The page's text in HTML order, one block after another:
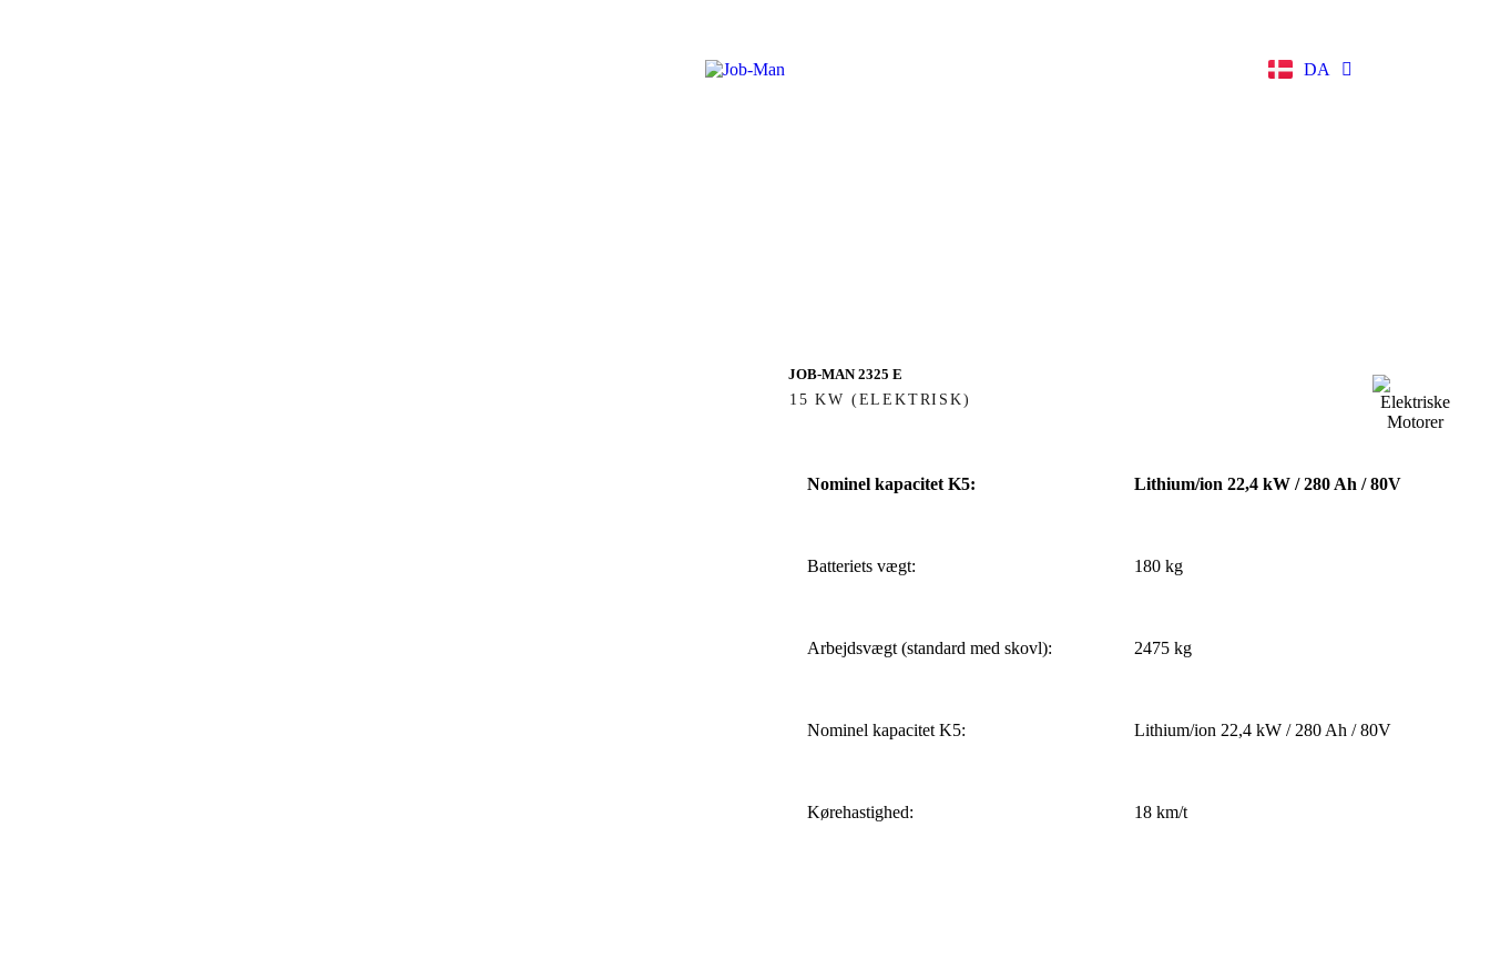
DA
DE
JOB-MAN 2325 E
15 KW (ELEKTRISK)
Nominel kapacitet K5: Lithium/ion 22,4 kW / 280 Ah / 80V
Batteriets vægt: 180 kg
Arbejdsvægt (standard med skovl): 2475 kg
Nominel kapacitet K5: Lithium/ion 22,4 kW / 280 Ah / 80V
Kørehastighed: 18 km/t